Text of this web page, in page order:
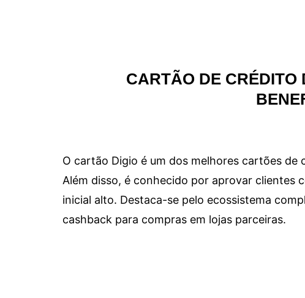
CARTÃO DE CRÉDITO
O cartão Digio é um dos melhores cartões de
Além disso, é conhecido por aprovar clientes
inicial alto. Destaca-se pelo ecossistema
cashback para compras em lojas parceiras.